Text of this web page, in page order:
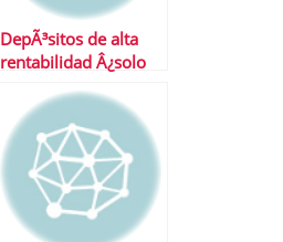
DepÃ³sitos de alta
rentabilidad Â¿solo
FGD espaÃ±ol?